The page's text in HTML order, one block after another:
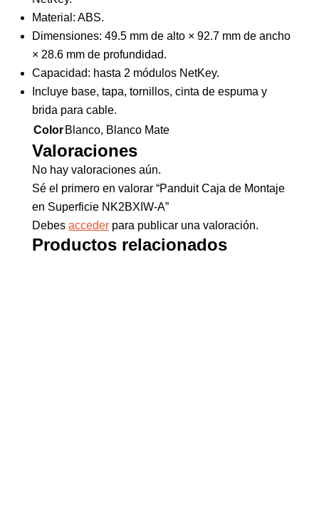
Material: ABS.
Dimensiones: 49.5 mm de alto × 92.7 mm de ancho
× 28.6 mm de profundidad.
Capacidad: hasta 2 módulos NetKey.
Incluye base, tapa, tornillos, cinta de espuma y
brida para cable.
Color Blanco, Blanco Mate
Valoraciones
No hay valoraciones aún.
Sé el primero en valorar “Panduit Caja de Montaje
en Superficie NK2BXIW-A”
Debes acceder para publicar una valoración.
Productos relacionados